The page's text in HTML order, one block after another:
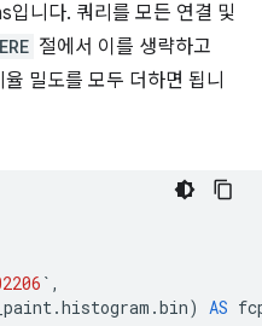
니다. 쿼리를 모든 연결 및
절에서 이를 생략하고
밀도를 모두 더하면 됩니
` ,
.histogram .bin) AS